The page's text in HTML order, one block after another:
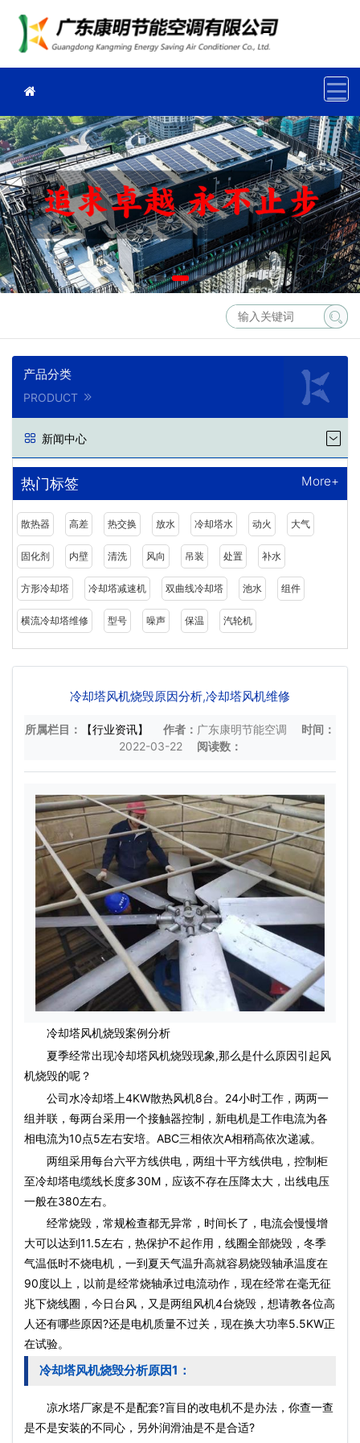
产品分类
PRODUCT
新闻中心
热门标签 More+
散热器 高差 热交换 放水 冷却塔水 动火 大气
固化剂 内壁 清洗 风向 吊装 处置 补水
方形冷却塔 冷却塔减速机 双曲线冷却塔 池水 组件
横流冷却塔维修 型号 噪声 保温 汽轮机
冷却塔风机烧毁原因分析,冷却塔风机维修
所属栏目： 【行业资讯】 作者： 广东康明节能空调
时间：
2022-03-22
阅读数：
冷却塔风机烧毁案例分析
夏季经常出现冷却塔风机烧毁现象,那么是什么原因引起风
机烧毁的呢？
公司水冷却塔上4KW散热风机8台。24小时工作，两两一
组并联，每两台采用一个接触器控制，新电机是工作电流为各
相电流为10点5左右安培。ABC三相依次A相稍高依次递减。
两组采用每台六平方线供电，两组十平方线供电，控制柜
至冷却塔电缆线长度多30M，应该不存在压降太大，出线电压
一般在380左右。
经常烧毁，常规检查都无异常，时间长了，电流会慢慢增
大可以达到11.5左右，热保护不起作用，线圈全部烧毁，冬季
气温低时不烧电机，一到夏天气温升高就容易烧毁轴承温度在
90度以上，以前是经常烧轴承过电流动作，现在经常在毫无征
兆下烧线圈，今日台风，又是两组风机4台烧毁，想请教各位高
人还有哪些原因?还是电机质量不过关，现在换大功率5.5KW正
在试验。
冷却塔风机烧毁分析原因1：
凉水塔厂家是不是配套?盲目的改电机不是办法，你查一查
是不是安装的不同心，另外润滑油是不是合适?